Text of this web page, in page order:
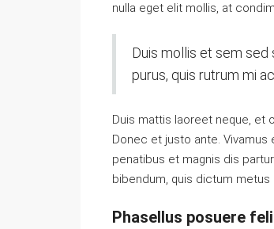
nulla eget elit mollis, at
Duis mollis et sem sed
purus, quis rutrum mi
Duis mattis laoreet neque, et
Donec et justo ante.
penatibus et magnis dis
bibendum, quis dictum metus
Phasellus posuere